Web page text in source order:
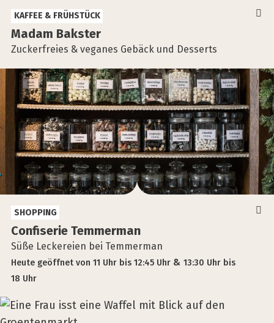
Madam Baks­ter
Zuckerfreies & veganes Gebäck und Desserts
KAFFEE & FRÜHSTÜCK
Con­fi­se­rie Tem­mer­man
Süße Leckereien bei Temmerman
SHOPPING
Heute geöffnet von 11 Uhr bis 12:45 Uhr 13:30 Uhr bis
18 Uhr